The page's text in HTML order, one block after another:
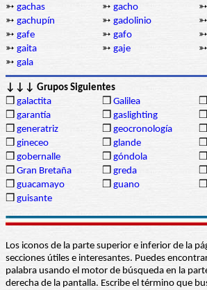
➳ gachas ➳ gacho ➳
➳ gachupín ➳ gadolinio ➳
➳ gafe ➳ gafo ➳
➳ gaita ➳ gaje ➳
➳ gala
↓↓↓ Grupos Siguientes
❒ galactita ❒ Galilea ❒
❒ garantía ❒ gaslighting ❒
❒ generatriz ❒ geocronología ❒
❒ gineceo ❒ glande ❒
❒ gobernalle ❒ góndola ❒
❒ Gran Bretaña ❒ greda ❒
❒ guacamayo ❒ guano ❒
❒ guisante
Los iconos de la parte superior e inferior de la
secciones útiles e interesantes. Puedes
palabra usando el motor de búsqueda en la
derecha de la pantalla. Escribe el término que